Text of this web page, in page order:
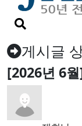
검
색
버
튼게시글
[2026년 6